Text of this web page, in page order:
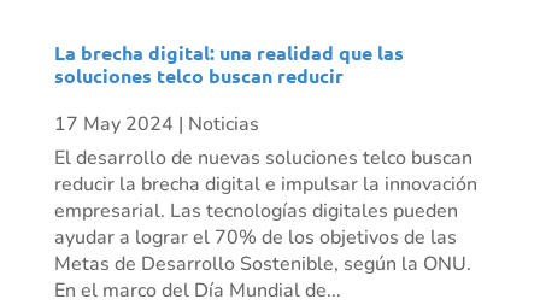
La brecha digital: una realidad que las
soluciones telco buscan reducir
17 May 2024 | Noticias
El desarrollo de nuevas soluciones telco buscan
reducir la brecha digital e impulsar la innovación
empresarial. Las tecnologías digitales pueden
ayudar a lograr el 70% de los objetivos de las
Metas de Desarrollo Sostenible, según la ONU.
En el marco del Día Mundial de...